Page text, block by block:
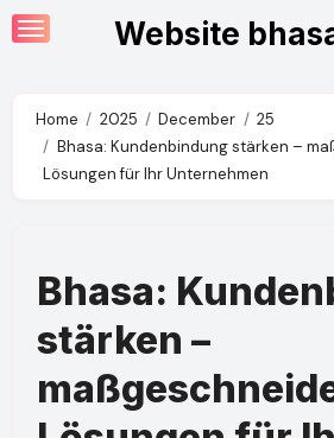
Skip
to
Website
Home 2025 December
25
Bhasa: Kundenbindung stärken –
Lösungen für Ihr Unternehmen
Bhasa:
stärken –